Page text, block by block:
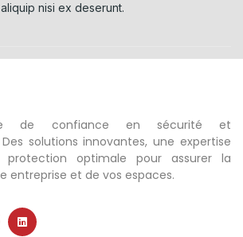
nisi ex deserunt.
de confiance en sécurité et
solutions innovantes, une expertise
optimale pour assurer la
entreprise et de vos espaces.